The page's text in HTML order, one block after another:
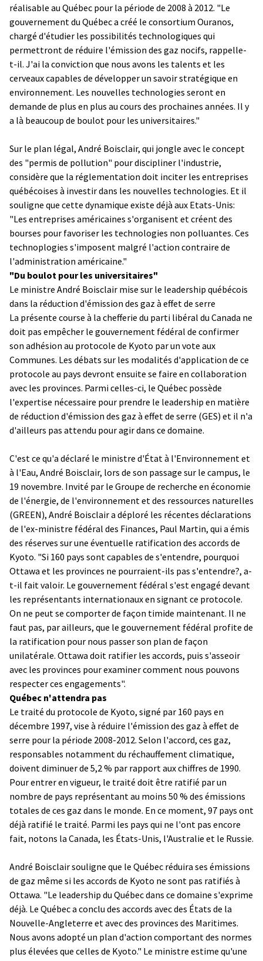
réalisable au Québec pour la période de 2008 à 2012. "Le
gouvernement du Québec a créé le consortium Ouranos,
chargé d'étudier les possibilités technologiques qui
permettront de réduire l'émission des gaz nocifs, rappelle-
t-il. J'ai la conviction que nous avons les talents et les
cerveaux capables de développer un savoir stratégique en
environnement. Les nouvelles technologies seront en
demande de plus en plus au cours des prochaines années. Il y
a là beaucoup de boulot pour les universitaires."
Sur le plan légal, André Boisclair, qui jongle avec le concept
des "permis de pollution" pour discipliner l'industrie,
considère que la réglementation doit inciter les entreprises
québécoises à investir dans les nouvelles technologies. Et il
souligne que cette dynamique existe déjà aux Etats-Unis:
"Les entreprises américaines s'organisent et créent des
bourses pour favoriser les technologies non polluantes. Ces
technoplogies s'imposent malgré l'action contraire de
l'administration américaine."
"Du boulot pour les universitaires"
Le ministre André Boisclair mise sur le leadership québécois
dans la réduction d'émission des gaz à effet de serre
La présente course à la chefferie du parti libéral du Canada ne
doit pas empêcher le gouvernement fédéral de confirmer
son adhésion au protocole de Kyoto par un vote aux
Communes. Les débats sur les modalités d'application de ce
protocole au pays devront ensuite se faire en collaboration
avec les provinces. Parmi celles-ci, le Québec possède
l'expertise nécessaire pour prendre le leadership en matière
de réduction d'émission des gaz à effet de serre (GES) et il n'a
d'ailleurs pas attendu pour agir dans ce domaine.
C'est ce qu'a déclaré le ministre d'État à l'Environnement et
à l'Eau, André Boisclair, lors de son passage sur le campus, le
19 novembre. Invité par le Groupe de recherche en économie
de l'énergie, de l'environnement et des ressources naturelles
(GREEN), André Boisclair a déploré les récentes déclarations
de l'ex-ministre fédéral des Finances, Paul Martin, qui a émis
des réserves sur une éventuelle ratification des accords de
Kyoto. "Si 160 pays sont capables de s'entendre, pourquoi
Ottawa et les provinces ne pourraient-ils pas s'entendre?, a-
t-il fait valoir. Le gouvernement fédéral s'est engagé devant
les représentants internationaux en signant ce protocole.
On ne peut se comporter de façon timide maintenant. Il ne
faut pas, par ailleurs, que le gouvernement fédéral profite de
la ratification pour nous passer son plan de façon
unilatérale. Ottawa doit ratifier les accords, puis s'asseoir
avec les provinces pour examiner comment nous pouvons
respecter ces engagements".
Québec n'attendra pas
Le traité du protocole de Kyoto, signé par 160 pays en
décembre 1997, vise à réduire l'émission des gaz à effet de
serre pour la période 2008-2012. Selon l'accord, ces gaz,
responsables notamment du réchauffement climatique,
doivent diminuer de 5,2 % par rapport aux chiffres de 1990.
Pour entrer en vigueur, le traité doit être ratifié par un
nombre de pays représentant au moins 50 % des émissions
totales de ces gaz dans le monde. En ce moment, 97 pays ont
déjà ratifié le traité. Parmi les pays qui ne l'ont pas encore
fait, notons la Canada, les États-Unis, l'Australie et le Russie.
André Boisclair souligne que le Québec réduira ses émissions
de gaz même si les accords de Kyoto ne sont pas ratifiés à
Ottawa. "Le leadership du Québec dans ce domaine s'exprime
déjà. Le Québec a conclu des accords avec des États de la
Nouvelle-Angleterre et avec des provinces des Maritimes.
Nous avons adopté un plan d'action comportant des normes
plus élevées que celles de Kyoto." Le ministre estime qu'une